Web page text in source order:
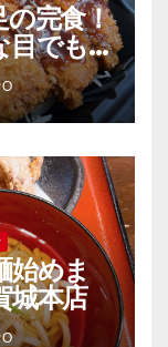
の完食！
目でも
ツ弁当
始めま
城本店